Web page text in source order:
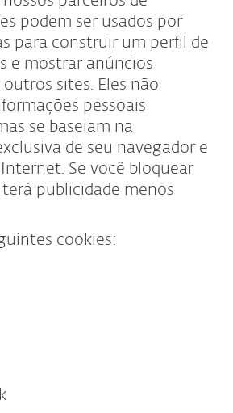
podem ser usados por
para construir um perfil de
e mostrar anúncios
sites. Eles não
pessoais
se baseiam na
de seu navegador e
Se você bloquear
terá publicidade menos
cookies: